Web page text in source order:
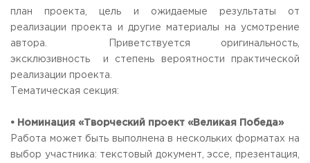
план проекта, цель и ожидаемые результаты от
реализации проекта и другие материалы на усмотрение
автора. Приветствуется оригинальность,
эксклюзивность и степень вероятности практической
реализации проекта.
Тематическая секция:
• Номинация «Творческий проект «Великая Победа»
Работа может быть выполнена в нескольких форматах на
выбор участника: текстовый документ, эссе, презентация,